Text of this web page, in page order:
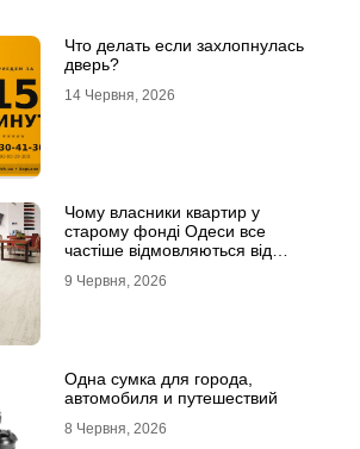
Что делать если захлопнулась
дверь?
14 Червня, 2026
Чому власники квартир у
старому фонді Одеси все
частіше відмовляються від
9 Червня, 2026
Одна сумка для города,
автомобиля и путешествий
8 Червня, 2026